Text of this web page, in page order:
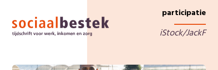
participatie
iStock/JackF